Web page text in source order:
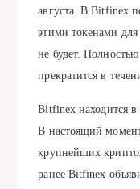
августа. В Bitfinex
этими токенами
не будет.
прекратится в
Bitfinex находится в
В настоящий
крупнейших
ранее Bitfinex